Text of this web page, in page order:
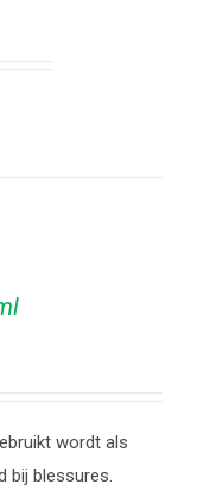
wordt als
bij blessures.